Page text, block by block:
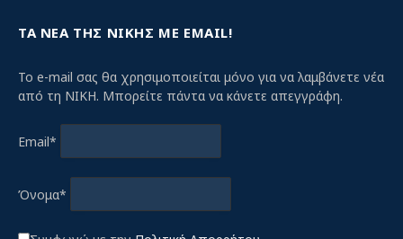
ΤΑ ΝΕΑ ΤΗΣ ΝΙΚΗΣ ΜΕ EMAIL!
Το e-mail σας θα χρησιμοποιείται μόνο για να λαμβάνετε νέα
από τη ΝΙΚΗ. Μπορείτε πάντα να κάνετε απεγγράφη.
Email*
Όνομα*